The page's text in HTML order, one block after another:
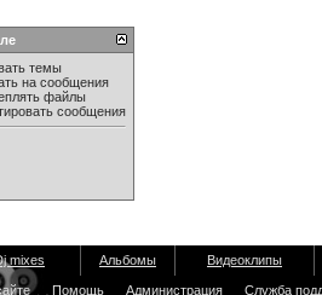
темы
на сообщения
файлы
сообщения
mixes Альбомы Видеоклипы
Помощь Администрация Служба